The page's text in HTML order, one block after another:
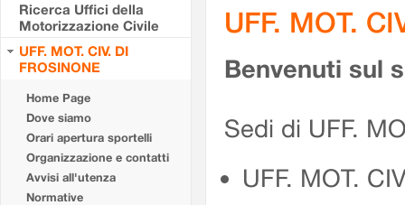
Ricerca Uffici della
Motorizzazione Civile
UFF. MOT. CIV. DI
FROSINONE
Home Page
Dove siamo
Orari apertura sportelli
Organizzazione e contatti
Avvisi all'utenza
Normative
UFF. MOT.
Benvenuti sul
Sedi di UFF.
UFF. MOT.